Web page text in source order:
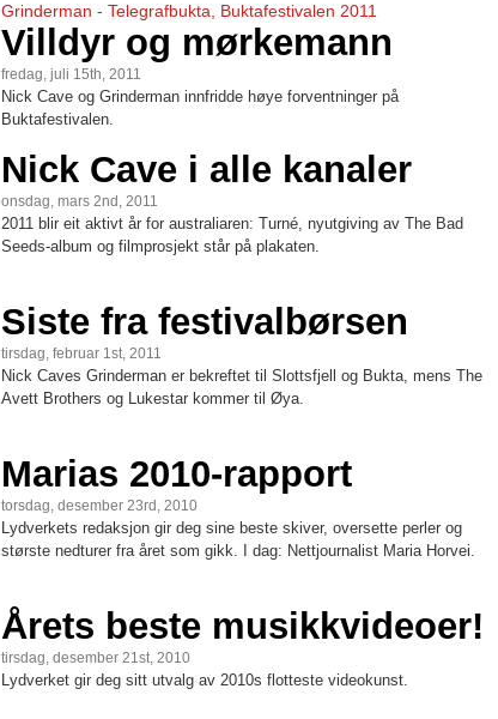
Grinderman - Telegrafbukta, Buktafestivalen 2011
Villdyr og mørkemann
fredag, juli 15th, 2011
Nick Cave og Grinderman innfridde høye forventninger på
Buktafestivalen.
Nick Cave i alle kanaler
onsdag, mars 2nd, 2011
2011 blir eit aktivt år for australiaren: Turné, nyutgiving av The Bad
Seeds-album og filmprosjekt står på plakaten.
Siste fra festivalbørsen
tirsdag, februar 1st, 2011
Nick Caves Grinderman er bekreftet til Slottsfjell og Bukta, mens The
Avett Brothers og Lukestar kommer til Øya.
Marias 2010-rapport
torsdag, desember 23rd, 2010
Lydverkets redaksjon gir deg sine beste skiver, oversette perler og
største nedturer fra året som gikk. I dag: Nettjournalist Maria Horvei.
Årets beste musikkvideoer!
tirsdag, desember 21st, 2010
Lydverket gir deg sitt utvalg av 2010s flotteste videokunst.